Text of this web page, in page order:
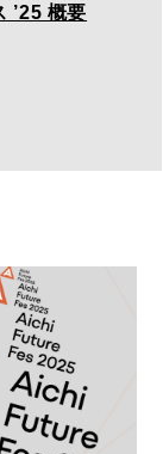
’25 概要